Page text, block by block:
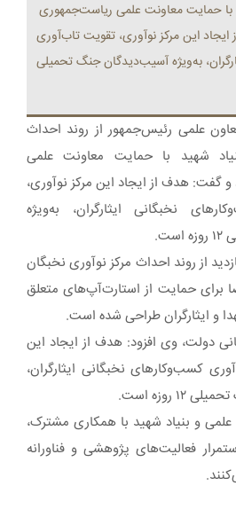
با حمایت معاونت علمی ریاست‌جمهوری
این مرکز نوآوری، تقویت تاب‌آوری
به‌ویژه آسیب‌دیدگان جنگ تحمیلی
علمی رئیس‌جمهور از روند احداث
شهید با حمایت معاونت علمی
گفت: هدف از ایجاد این مرکز نوآوری،
نخبگانی ایثارگران، به‌ویژه
از روند احداث مرکز نوآوری نخبگان
برای حمایت از استارت‌آپ‌های متعلق
و ایثارگران طراحی شده است.
دولت، وی افزود: هدف از ایجاد این
کسب‌وکارهای نخبگانی ایثارگران،
روزه است.
و بنیاد شهید با همکاری مشترک،
فعالیت‌های پژوهشی و فناورانه